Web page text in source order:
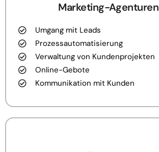
Marketing-Agenturen
Umgang mit Leads
Prozessautomatisierung
Verwaltung von Kundenprojekten
Online-Gebote
Kommunikation mit Kunden